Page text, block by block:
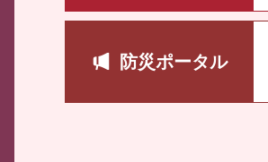
防災ポータル